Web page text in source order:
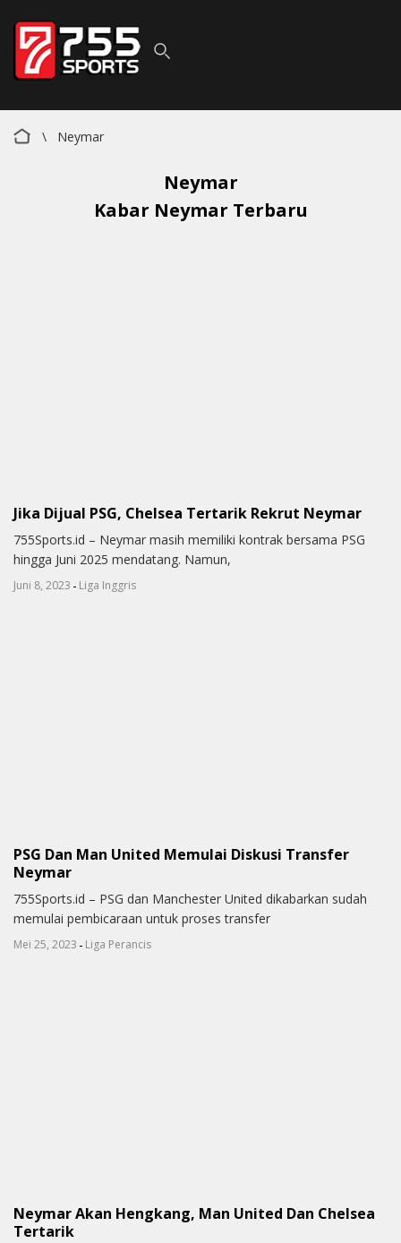
\ Neymar
Neymar
Kabar Neymar Terbaru
Jika Dijual PSG, Chelsea Tertarik Rekrut Neymar
755Sports.id – Neymar masih memiliki kontrak bersama PSG
hingga Juni 2025 mendatang. Namun,
Juni 8, 2023 - Liga Inggris
PSG Dan Man United Memulai Diskusi Transfer
Neymar
755Sports.id – PSG dan Manchester United dikabarkan sudah
memulai pembicaraan untuk proses transfer
Mei 25, 2023 - Liga Perancis
Neymar Akan Hengkang, Man United Dan Chelsea
Tertarik